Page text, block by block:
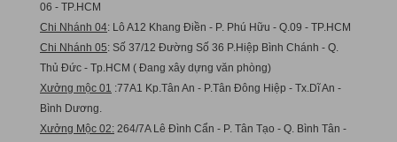
06 - TP.HCM
Chi Nhánh 04: Lô A12 Khang Điền - P. Phú Hữu - Q.09 - TP.HCM
Chi Nhánh 05: Số 37/12 Đường Số 36 P.Hiệp Bình Chánh - Q.
Thủ Đức - Tp.HCM ( Đang xây dựng văn phòng)
Xưởng mộc 01
:77A1 Kp.Tân An - P.Tân Đông Hiệp - Tx.Dĩ An -
Bình Dương.
Xưởng Mộc 02: 264/7A Lê Đình Cẩn - P. Tân Tạo - Q. Bình Tân -